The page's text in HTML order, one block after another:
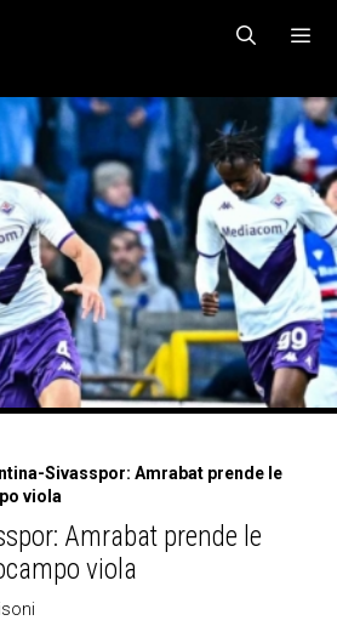
MENU
Sivasspor: Amrabat prende le
viola
Amrabat prende le
viola